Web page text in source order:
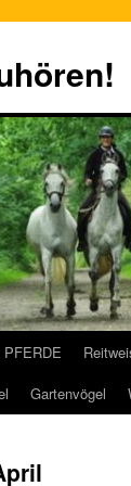
PFERDE
Gartenvögel